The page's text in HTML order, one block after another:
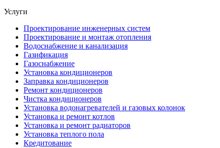
Услуги
Проектирование инженерных систем
Проектирование и монтаж отопления
Водоснабжение и канализация
Газификация
Газоснабжение
Установка кондиционеров
Заправка кондиционеров
Ремонт кондиционеров
Чистка кондиционеров
Установка водонагревателей и газовых колонок
Установка и ремонт котлов
Установка и ремонт радиаторов
Установка теплого пола
Кредитование